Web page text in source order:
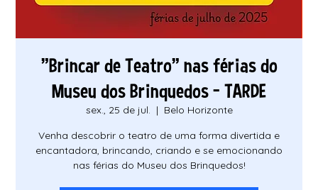
"Brincar de Teatro" nas férias do
Museu dos Brinquedos - TARDE
sex., 25 de jul.
  |
Belo Horizonte
Venha descobrir o teatro de uma forma divertida e
encantadora, brincando, criando e se emocionando
nas férias do Museu dos Brinquedos!